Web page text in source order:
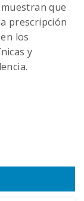
que
prescripción
los
y